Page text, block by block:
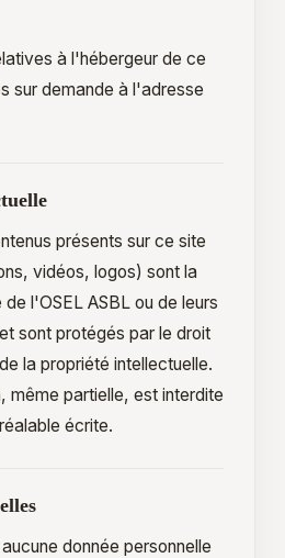
à l'hébergeur de ce
sur demande à l'adresse
présents sur ce site
vidéos, logos) sont la
l'OSEL ASBL ou de leurs
sont protégés par le droit
la propriété intellectuelle.
même partielle, est interdite
écrite.
donnée personnelle